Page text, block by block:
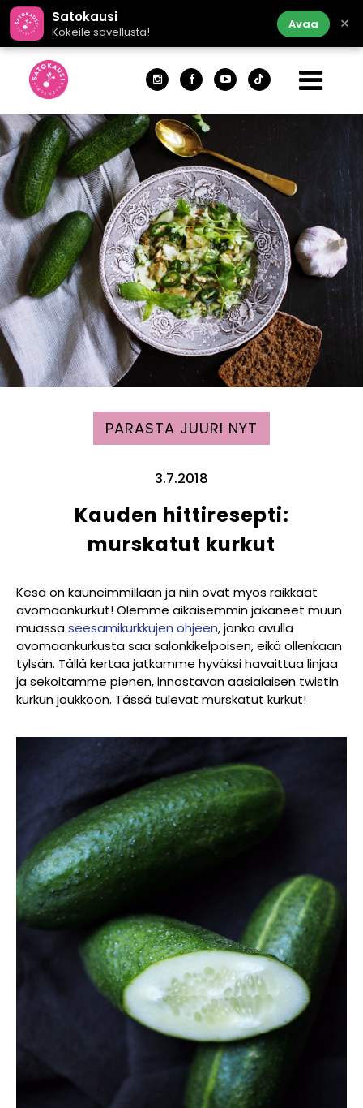
Satokausi
Kokeile sovellusta!
Avaa ×
PARASTA JUURI NYT
3.7.2018
Kauden hittiresepti:
murskatut kurkut
Kesä on kauneimmillaan ja niin ovat myös raikkaat
avomaankurkut! Olemme aikaisemmin jakaneet muun
muassaseesamikurkkujen ohjeen, jonka avulla
avomaankurkusta saa salonkikelpoisen, eikä ollenkaan
tylsän. Tällä kertaa jatkamme hyväksi havaittua linjaa
ja sekoitamme pienen, innostavan aasialaisen twistin
kurkun joukkoon. Tässä tulevat murskatut kurkut!